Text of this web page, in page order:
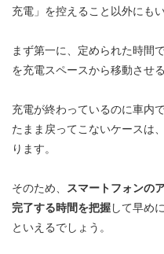
充電」を控えること以外にも
まず第一に、定められた時間
を充電スペースから移動させ
充電が終わっているのに車内
たまま戻ってこないケースは
ります。
そのため、 スマートフォンの
完了する時間を把握して早め
といえるでしょう。